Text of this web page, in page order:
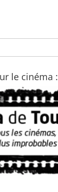
le cinéma :